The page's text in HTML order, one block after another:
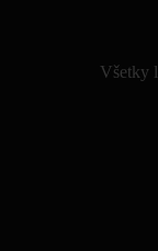
Všetky